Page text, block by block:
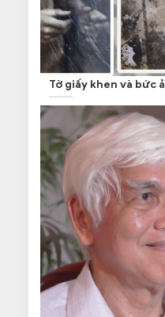
Tờ giấy khen và bức